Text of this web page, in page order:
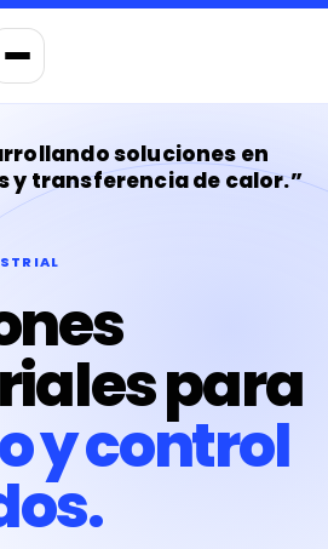
soluciones en
y transferencia de calor.”
para
y control